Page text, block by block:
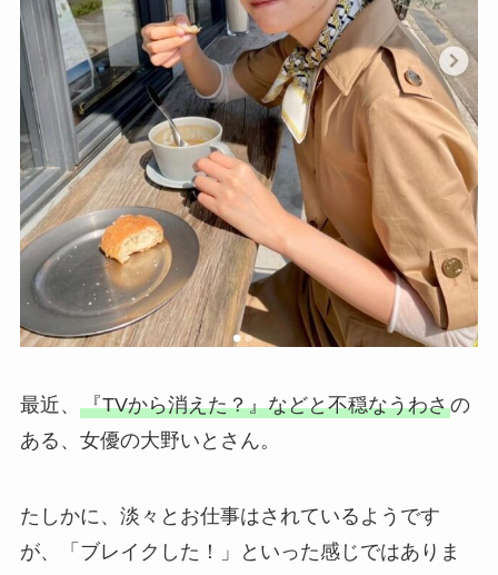
最近、 『TVから消えた？』などと不穏なうわさの
ある、女優の大野いとさん。
たしかに、淡々とお仕事はされているようです
が、「ブレイクした！」といった感じではありま